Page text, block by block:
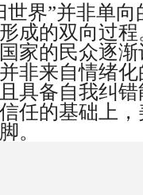
世界”并非单
成的双向过
家的民众逐
非来自情绪
具备自我纠
任的基础上
。